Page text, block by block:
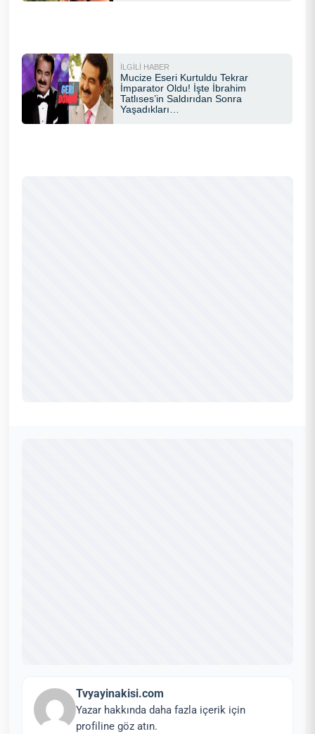
Tvyayinakisi.com
Yazar hakkında daha fazla içerik için
profiline göz atın.